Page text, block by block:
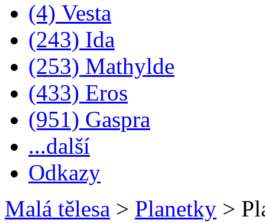
(4) Vesta
(243) Ida
(253) Mathylde
(433) Eros
(951) Gaspra
...další
Odkazy
Malá tělesa > Planetky >